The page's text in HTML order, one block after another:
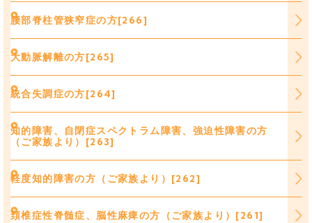
腰部脊柱管狭窄症の方[266]
大動脈解離の方[265]
統合失調症の方[264]
知的障害、自閉症スペクトラム障害、強迫性障害の方
（ご家族より）[263]
軽度知的障害の方（ご家族より）[262]
頚椎症性脊髄症、脳性麻痺の方（ご家族より）[261]